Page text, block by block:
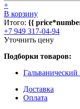
+
В корзину
Итого: {{
+7 949 317-04-94
Уточнить цену
Подборки товаров:
Доставка
Оплата